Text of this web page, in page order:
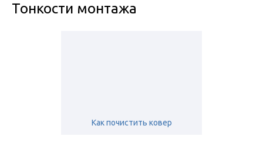
Тонкости монтажа
Как почистить ковер